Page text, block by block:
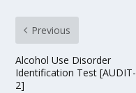
Previous
Alcohol Use Disorder
Identification Test [AUDIT-
2]